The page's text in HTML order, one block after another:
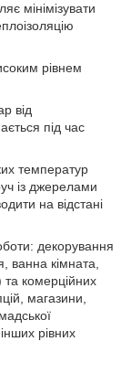
мінімізувати
рівнем
від
під час
температур
із джерелами
на відстані
декорування
ванна кімната,
та комерційних
магазини,
рівних